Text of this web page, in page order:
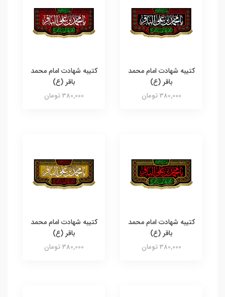
کتیبه شهادت امام محمد
باقر (ع)
380,000 تومان
کتیبه شهادت امام محمد
باقر (ع)
380,000 تومان
کتیبه شهادت امام محمد
باقر (ع)
380,000 تومان
کتیبه شهادت امام محمد
باقر (ع)
380,000 تومان